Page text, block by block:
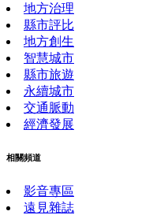
地方治理
縣市評比
地方創生
智慧城市
縣市旅遊
永續城市
交通脈動
經濟發展
相關頻道
影音專區
遠見雜誌